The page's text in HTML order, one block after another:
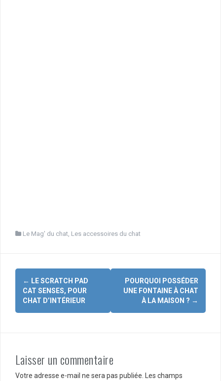
Le Mag' du chat, Les accessoires du chat
Navigation
d'article
← LE SCRATCH PAD
CAT SENSES, POUR
CHAT D’INTÉRIEUR
POURQUOI POSSÉDER
UNE FONTAINE À CHAT
À LA MAISON ? →
Laisser un commentaire
Votre adresse e-mail ne sera pas publiée.
Les champs